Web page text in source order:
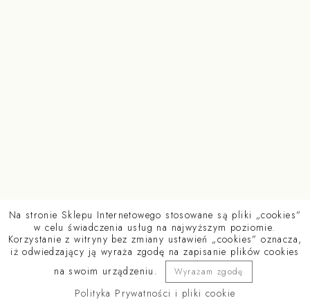
COOKIE POLICY TERMS AND CONDITIONS DOWNLOADS
Na stronie Sklepu Internetowego stosowane są pliki „cookies”
w celu świadczenia usług na najwyższym poziomie.
Korzystanie z witryny bez zmiany ustawień „cookies” oznacza,
iż odwiedzający ją wyraża zgodę na zapisanie plików cookies
na swoim urządzeniu.
Wyrażam zgodę
Polityka Prywatności i pliki cookie